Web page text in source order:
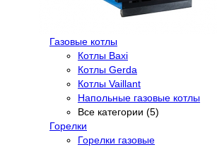
Газовые котлы
Котлы Baxi
Котлы Gerda
Котлы Vaillant
Напольные газовые котлы
Все категории (5)
Горелки
Горелки газовые